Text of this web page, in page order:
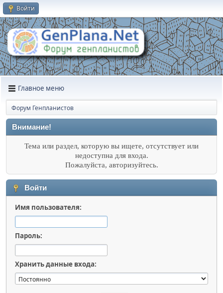
Войти
Главное меню
Форум Генпланистов
Внимание!
Тема или раздел, которую вы ищете, отсутствует или
недоступна для входа.
Пожалуйста, авторизуйтесь.
Войти
Имя пользователя:
Пароль:
Хранить данные входа: